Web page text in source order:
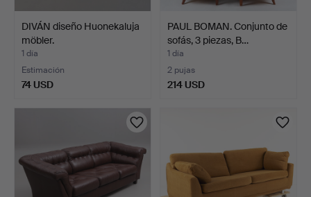
DIVÁN diseño Huonekaluja
möbler.
1 día
Estimación
74 USD
PAUL BOMAN. Conjunto de
sofás, 3 piezas, B…
1 día
2 pujas
214 USD